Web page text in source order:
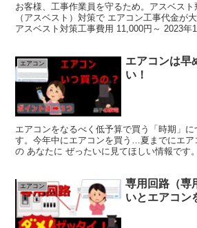
お客様、工事作業員を守るため。アスベス
（アスベスト）対策で エアコン工事代金が
アスベスト対策工事費用 11,000円～ 2023年
エアコン
エアコンは早
い！
エアコンをなるべく低予算で買う「時期」に
す。今年中にエアコンを買う…夏までにエ
の あなたに ぜったいに見てほしい情報です。
エアコン
専用回路（専
いとエアコン